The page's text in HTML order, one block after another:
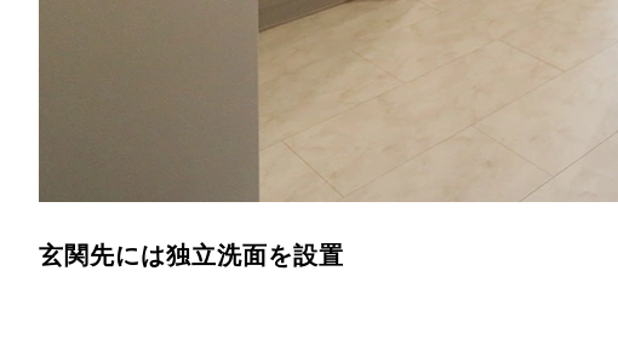
玄関先には独立洗面を設置